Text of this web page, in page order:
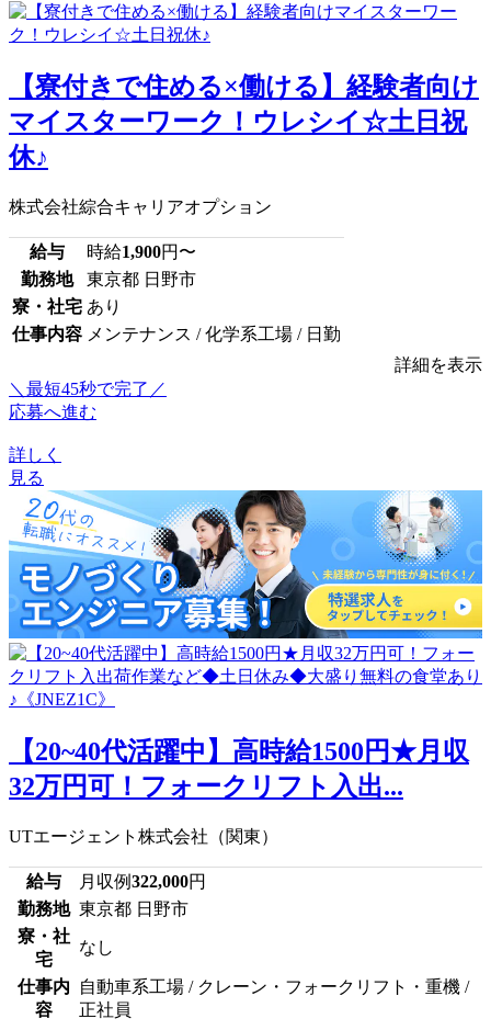
【寮付きで住める×働ける】経験者向け
マイスターワーク！ウレシイ☆土日祝
休♪
株式会社綜合キャリアオプション
給与 時給1,900円〜
勤務地
東京都 日野市
寮・社宅 あり
仕事内容 メンテナンス / 化学系工場 / 日勤
詳細を表示
＼最短45秒で完了／
応募へ進む
詳しく
見る
【20~40代活躍中】高時給1500円★月収
32万円可！フォークリフト入出...
UTエージェント株式会社（関東）
給与 月収例322,000円
勤務地 東京都 日野市
寮・社
宅
なし
仕事内
容
自動車系工場 / クレーン・フォークリフト・重機 /
正社員